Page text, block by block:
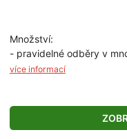
Množství:
- pravidelné odběry v
více informací